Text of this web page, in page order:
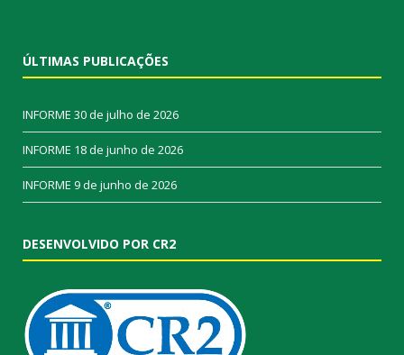
ÚLTIMAS PUBLICAÇÕES
INFORME 30 de julho de 2026
INFORME 18 de junho de 2026
INFORME 9 de junho de 2026
DESENVOLVIDO POR CR2